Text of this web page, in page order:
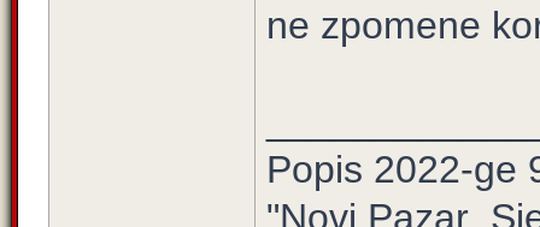
ne zpomene
Popis 2022-ge
"Novi Pazar